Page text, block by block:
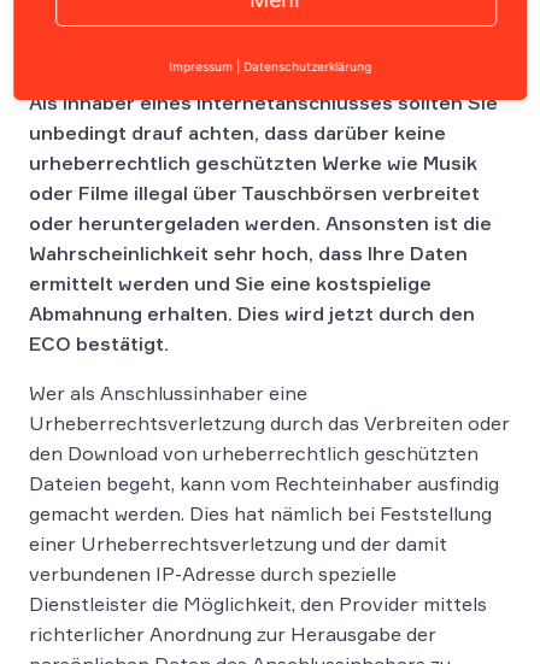
Als Inhaber eines Internetanschlusses sollten Sie
unbedingt drauf achten, dass darüber keine
urheberrechtlich geschützten Werke wie Musik
oder Filme illegal über Tauschbörsen verbreitet
oder heruntergeladen werden. Ansonsten ist die
Wahrscheinlichkeit sehr hoch, dass Ihre Daten
ermittelt werden und Sie eine kostspielige
Abmahnung erhalten. Dies wird jetzt durch den
ECO bestätigt.
Wer als Anschlussinhaber eine
Urheberrechtsverletzung durch das Verbreiten oder
den Download von urheberrechtlich geschützten
Dateien begeht, kann vom Rechteinhaber ausfindig
gemacht werden. Dies hat nämlich bei Feststellung
einer Urheberrechtsverletzung und der damit
verbundenen IP-Adresse durch spezielle
Dienstleister die Möglichkeit, den Provider mittels
richterlicher Anordnung zur Herausgabe der
Impressum Datenschutzerklärung